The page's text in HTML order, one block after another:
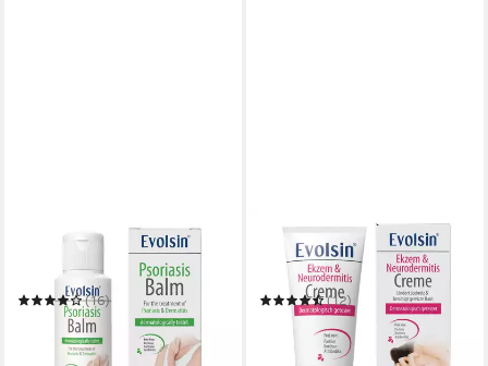
Hautcreme Psoriasis
Schuppenflechte Balsam -
OHNE Kortison
(16)
19,95 €
(19,95 €/ 100 ml)
in 3-4 Werktagen bei dir
EVOLSIN
Hautcreme Ekzem &
Neurodermitis Creme - OHNE
KORTISON(12)
16,95 € UVP19,95 €
(33,90 €/ 100 ml)